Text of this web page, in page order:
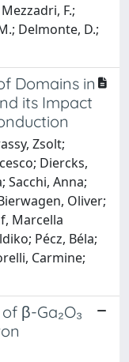
F.;
Delmonte, D.;
Domains in
its Impact
Zsolt;
Diercks,
Sacchi, Anna;
Oliver;
Marcella
Pécz, Béla;
Carmine;
β-Ga₂O₃